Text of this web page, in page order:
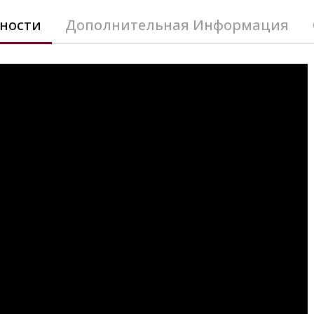
Дополнительная Информация